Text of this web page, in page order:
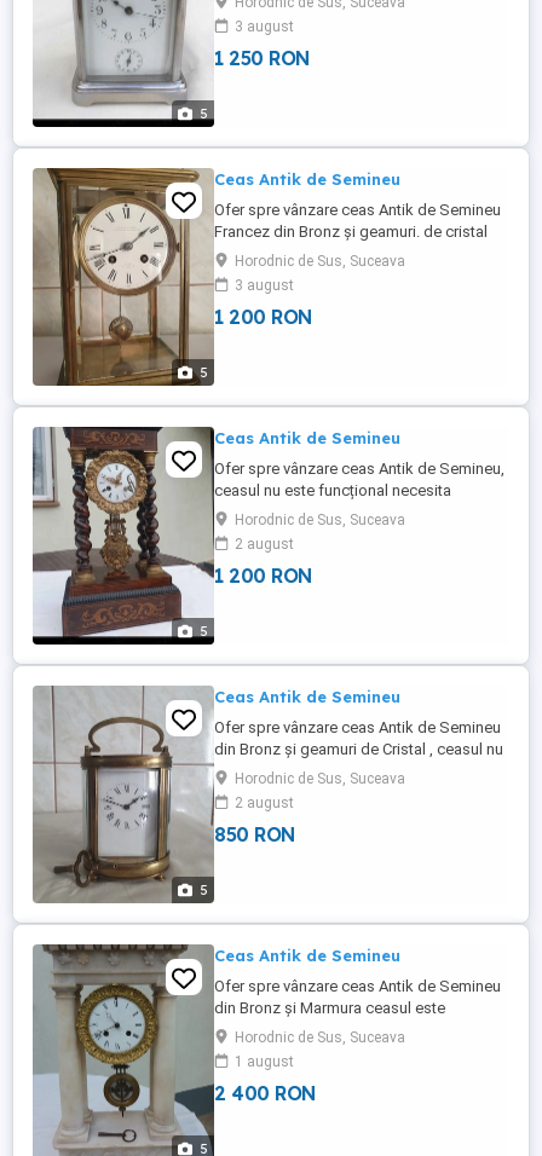
5
cumpărător. Mai multe detalii la tel.
3 august
1 250 RON
5
Ceas Antik de Semineu
Ofer spre vânzare ceas Antik de Semineu
Francez din Bronz și geamuri. de cristal
ceasul este funcțional suna o data la
jumătate iar la fix de cite ori este ora.
H.27.cm. L.16.cm..Predarea se face
personal sau prin Fan Curier cu plata unui
Horodnic de Sus, Suceava
3 august
1 200 RON
5
Ceas Antik de Semineu
Ofer spre vânzare ceas Antik de Semineu,
ceasul nu este funcțional necesita
verificare, H.47.cm..L.24.cm. Transportul
se achita de cumpărător. Mai multe detalii
la tel.
Horodnic de Sus, Suceava
2 august
1 200 RON
5
Ceas Antik de Semineu
Ofer spre vânzare ceas Antik de Semineu
din Bronz și geamuri de Cristal , ceasul nu
este funcțional necesita verificare.
H.16.cm.cu tot cu miner. Transportul se
achita de cumpărător. Mai multe detalii la
tel.
Horodnic de Sus, Suceava
2 august
850 RON
5
Ceas Antik de Semineu
Ofer spre vânzare ceas Antik de Semineu
din Bronz și Marmura ceasul este
funcțional suna o data la jumătate iar la fix
de cite ori este ora. H.48.cm.L.25.cm.
Predarea se face personal sau prin Fan
Curier cu plata unui avans de catre
Horodnic de Sus, Suceava
1 august
2 400 RON